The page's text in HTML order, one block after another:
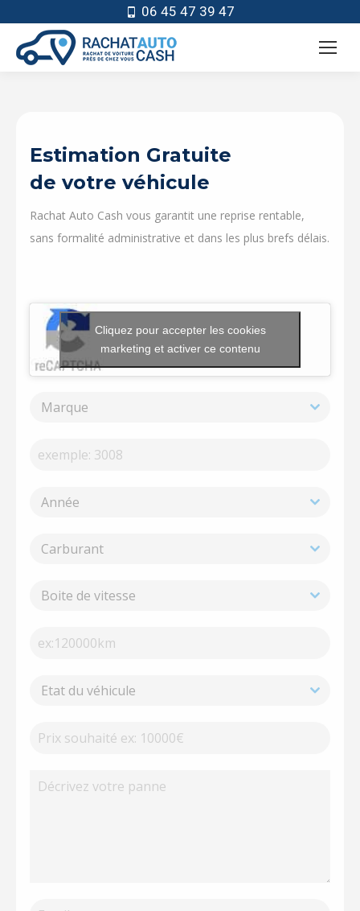
06 45 47 39 47
Estimation Gratuite
de votre véhicule
Rachat Auto Cash vous garantit une reprise rentable,
sans formalité administrative et dans les plus brefs délais.
Cliquez pour accepter les cookies
marketing et activer ce contenu
Marque
Année
Carburant
Boite de vitesse
Etat du véhicule